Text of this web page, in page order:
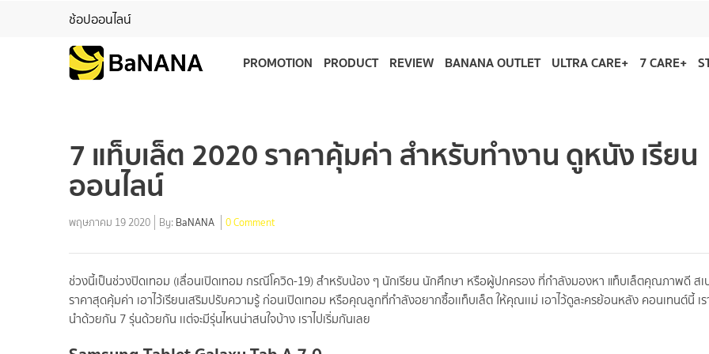
ช้อปออนไลน์
PROMOTION PRODUCT REVIEW BANANA OUTLET ULTRA CARE+ 7 CARE+
7 แท็บเล็ต 2020 ราคาคุ้มค่า สำหรับทำงาน ดูหนัง เรียน
ออนไลน์
พฤษภาคม 19 2020 By: BaNANA 0 Comment
ช่วงนี้เป็นช่วงปิดเทอม (เลื่อนเปิดเทอม กรณีโควิด-19) สำหรับน้อง ๆ นักเรียน นักศึกษา หรือผู้ปกครอง ที่กำลังมองหา แท็บเล็ตคุณภาพดี สเป
ราคาสุดคุ้มค่า เอาไว้เรียนเสริมปรับความรู้ ก่อนเปิดเทอม หรือคุณลูกที่กำลังอยากซื้อเเท็บเล็ต ให้คุณเเม่ เอาไว้ดูละครย้อนหลัง คอนเทนต์นี้ เร
นำด้วยกัน 7 รุ่นด้วยกัน เเต่จะมีรุ่นไหนน่าสนใจบ้าง เราไปเริ่มกันเลย